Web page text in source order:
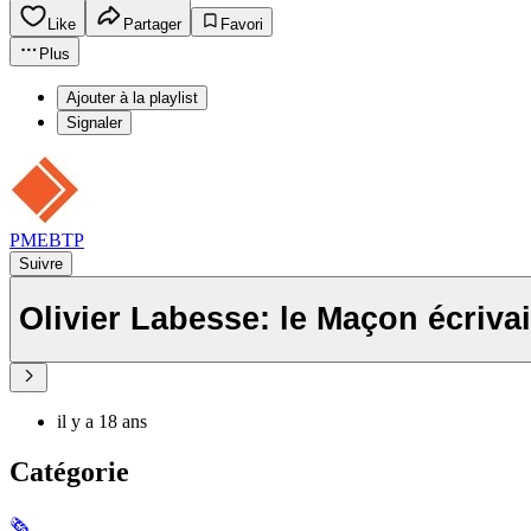
Like Partager
Favori
Plus
Ajouter à la playlist
Signaler
PMEBTP
Suivre
Olivier Labesse: le Maçon
il y a 18 ans
Catégorie
🗞